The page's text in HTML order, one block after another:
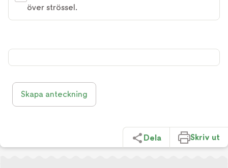
över strössel.
Skapa anteckning
Dela Skriv ut